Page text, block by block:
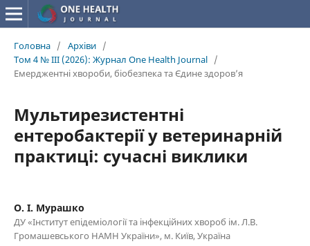
Головна / Архіви /
Том 4 № III (2026): Журнал One Health Journal /
Емерджентні хвороби, біобезпека та Єдине здоров’я
Мультирезистентні
ентеробактерії у ветеринарній
практиці: сучасні виклики
О. І. Мурашко
ДУ «Інститут епідеміології та інфекційних хвороб ім. Л.В.
Громашевського НАМН України», м. Київ, Україна